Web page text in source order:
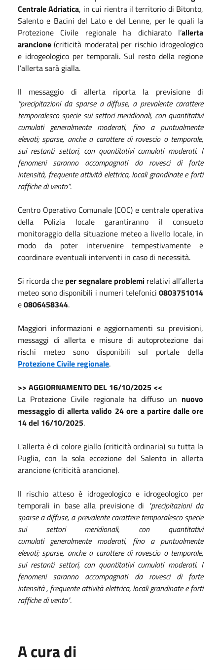
Centrale Adriatica, in cui rientra il territorio di Bitonto,
Salento e Bacini del Lato e del Lenne, per le quali la
Protezione Civile regionale ha dichiarato l’allerta
arancione (criticità moderata) per rischio idrogeologico
e idrogeologico per temporali. Sul resto della regione
l’allerta sarà gialla.
Il messaggio di allerta riporta la previsione di
“precipitazioni da sparse a diffuse, a prevalente carattere
temporalesco specie sui settori meridionali, con quantitativi
cumulati generalmente moderati, fino a puntualmente
elevati; sparse, anche a carattere di rovescio o temporale,
sui restanti settori, con quantitativi cumulati moderati. I
fenomeni saranno accompagnati da rovesci di forte
intensità, frequente attività elettrica, locali grandinate e forti
raffiche di vento”.
Centro Operativo Comunale (COC) e centrale operativa
della Polizia locale garantiranno il consueto
monitoraggio della situazione meteo a livello locale, in
modo da poter intervenire tempestivamente e
coordinare eventuali interventi in caso di necessità.
Si ricorda che per segnalare problemi relativi all’allerta
meteo sono disponibili i numeri telefonici 0803751014
e0806458344.
Maggiori informazioni e aggiornamenti su previsioni,
messaggi di allerta e misure di autoprotezione dai
rischi meteo sono disponibili sul portale della
Protezione Civile regionale.
>> AGGIORNAMENTO DEL 16/10/2025 <<
La Protezione Civile regionale ha diffuso un nuovo
messaggio di allerta valido 24 ore a partire dalle ore
14 del 16/10/2025.
L'allerta è di colore giallo (criticità ordinaria) su tutta la
Puglia, con la sola eccezione del Salento in allerta
arancione (criticità arancione).
Il rischio atteso è idrogeologico e idrogeologico per
temporali in base alla previsione di "precipitazioni da
sparse a diffuse, a prevalente carattere temporalesco specie
sui settori meridionali, con quantitativi
cumulati generalmente moderati, fino a puntualmente
elevati; sparse, anche a carattere di rovescio o temporale,
sui restanti settori, con quantitativi cumulati moderati. I
fenomeni saranno accompagnati da rovesci di forte
intensità , frequente attività elettrica, locali grandinate e forti
raffiche di vento".
A cura di